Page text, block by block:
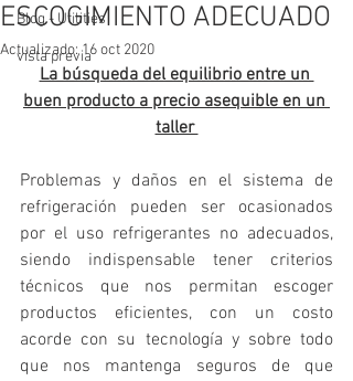
Blog - Utilities
vista previa
ESCOGIMIENTO ADECUADO
Actualizado:16 oct 2020
La búsqueda del equilibrio entre un
buen producto a precio asequible en un
taller
Problemas y daños en el sistema de
refrigeración pueden ser ocasionados
por el uso refrigerantes no adecuados,
siendo indispensable tener criterios
técnicos que nos permitan escoger
productos eficientes, con un costo
acorde con su tecnología y sobre todo
que nos mantenga seguros de que